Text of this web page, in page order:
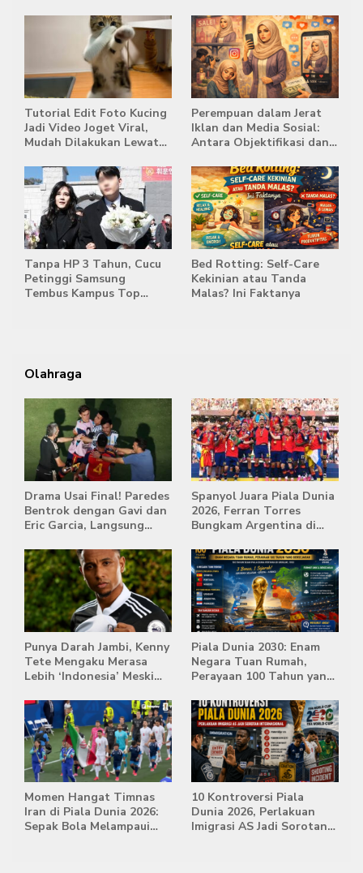
Tutorial Edit Foto Kucing
Jadi Video Joget Viral,
Mudah Dilakukan Lewat
Perempuan dalam Jerat
Iklan dan Media Sosial:
Antara Objektifikasi dan
Tanpa HP 3 Tahun, Cucu
Petinggi Samsung
Tembus Kampus Top
Bed Rotting: Self-Care
Kekinian atau Tanda
Malas? Ini Faktanya
Olahraga
Drama Usai Final! Paredes
Bentrok dengan Gavi dan
Eric Garcia, Langsung
Spanyol Juara Piala Dunia
2026, Ferran Torres
Bungkam Argentina di
Punya Darah Jambi, Kenny
Tete Mengaku Merasa
Lebih ‘Indonesia’ Meski
Piala Dunia 2030: Enam
Negara Tuan Rumah,
Perayaan 100 Tahun yang
Momen Hangat Timnas
Iran di Piala Dunia 2026:
Sepak Bola Melampaui
10 Kontroversi Piala
Dunia 2026, Perlakuan
Imigrasi AS Jadi Sorotan